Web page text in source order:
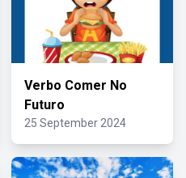
Verbo Comer No
Futuro
25 September 2024